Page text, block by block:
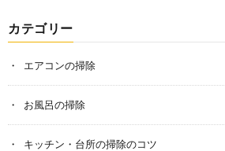
カテゴリー
エアコンの掃除
お風呂の掃除
キッチン・台所の掃除のコツ